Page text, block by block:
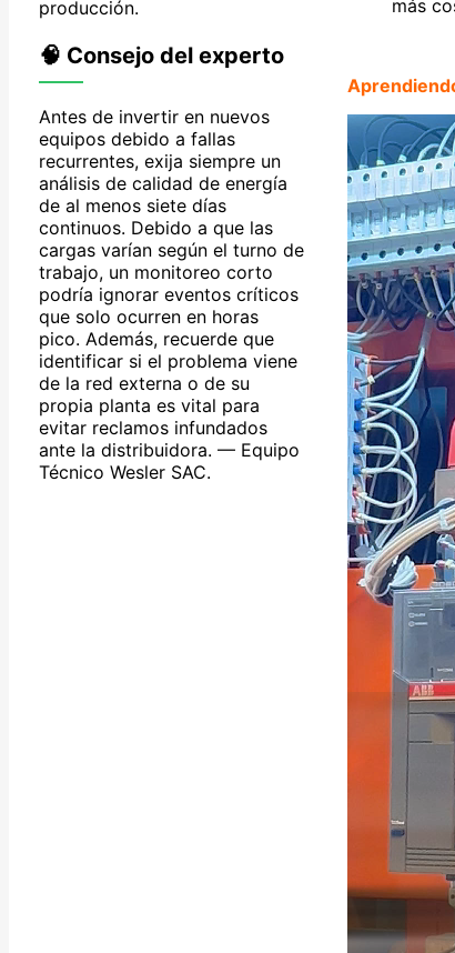
producción.
🧠 Consejo del experto
Antes de invertir en nuevos
equipos debido a fallas
recurrentes, exija siempre un
análisis de calidad de energía
de al menos siete días
continuos. Debido a que las
cargas varían según el turno de
trabajo, un monitoreo corto
podría ignorar eventos críticos
que solo ocurren en horas
pico. Además, recuerde que
identificar si el problema viene
de la red externa o de su
propia planta es vital para
evitar reclamos infundados
ante la distribuidora. — Equipo
Técnico Wesler SAC.
más